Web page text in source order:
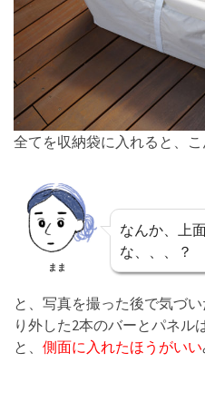
全てを収納袋に入れると、こ
まま
なんか、上
な、、、？
と、写真を撮った後で気づ
り外した2本のバーとパネル
と、 側面に入れたほうがいい